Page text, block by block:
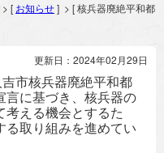
> [ お知らせ] > [ 核兵器廃絶平和都
更新日：2024年02月29日
市核兵器廃絶平和都
言に基づき、核兵器の
考える機会とするた
取り組みを進めてい